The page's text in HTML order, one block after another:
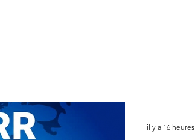
il y a 16 heures